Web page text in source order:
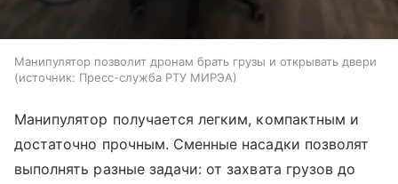
Манипулятор позволит дронам брать грузы и открывать двери
источник: Пресс-служба РТУ МИРЭА
Манипулятор получается легким, компактным и
достаточно прочным. Сменные насадки позволят
выполнять разные задачи: от захвата грузов до